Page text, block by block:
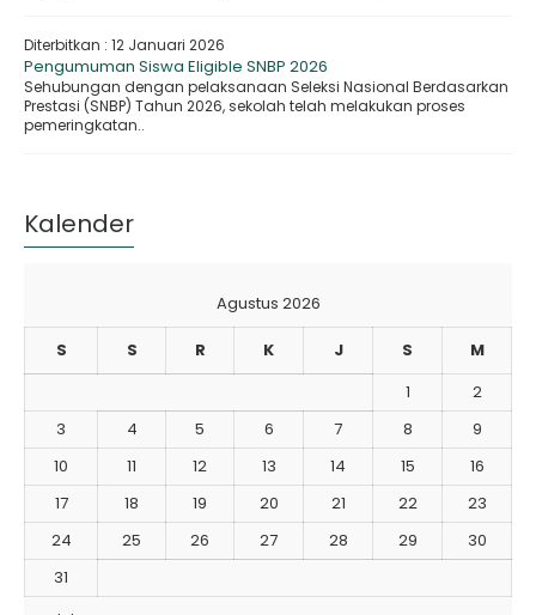
Diterbitkan : 12 Januari 2026
Pengumuman Siswa Eligible SNBP 2026
Sehubungan dengan pelaksanaan Seleksi Nasional Berdasarkan
Prestasi (SNBP) Tahun 2026, sekolah telah melakukan proses
pemeringkatan..
Kalender
Agustus 2026
S S R K J S
M
1
2
3
4 5 6 7 8
9
10
11 12 13 14 15
16
17
18 19 20 21 22
23
24
25 26 27 28 29
30
31